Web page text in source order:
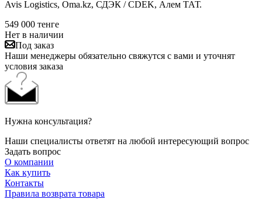
Avis Logistics, Oma.kz, СДЭК / CDEK, Алем ТАТ.
549 000 тенге
Нет в наличии
Под заказ
Наши менеджеры обязательно свяжутся с вами и уточнят
условия заказа
Нужна консультация?
Наши специалисты ответят на любой интересующий вопрос
Задать вопрос
О компании
Как купить
Контакты
Правила возврата товара